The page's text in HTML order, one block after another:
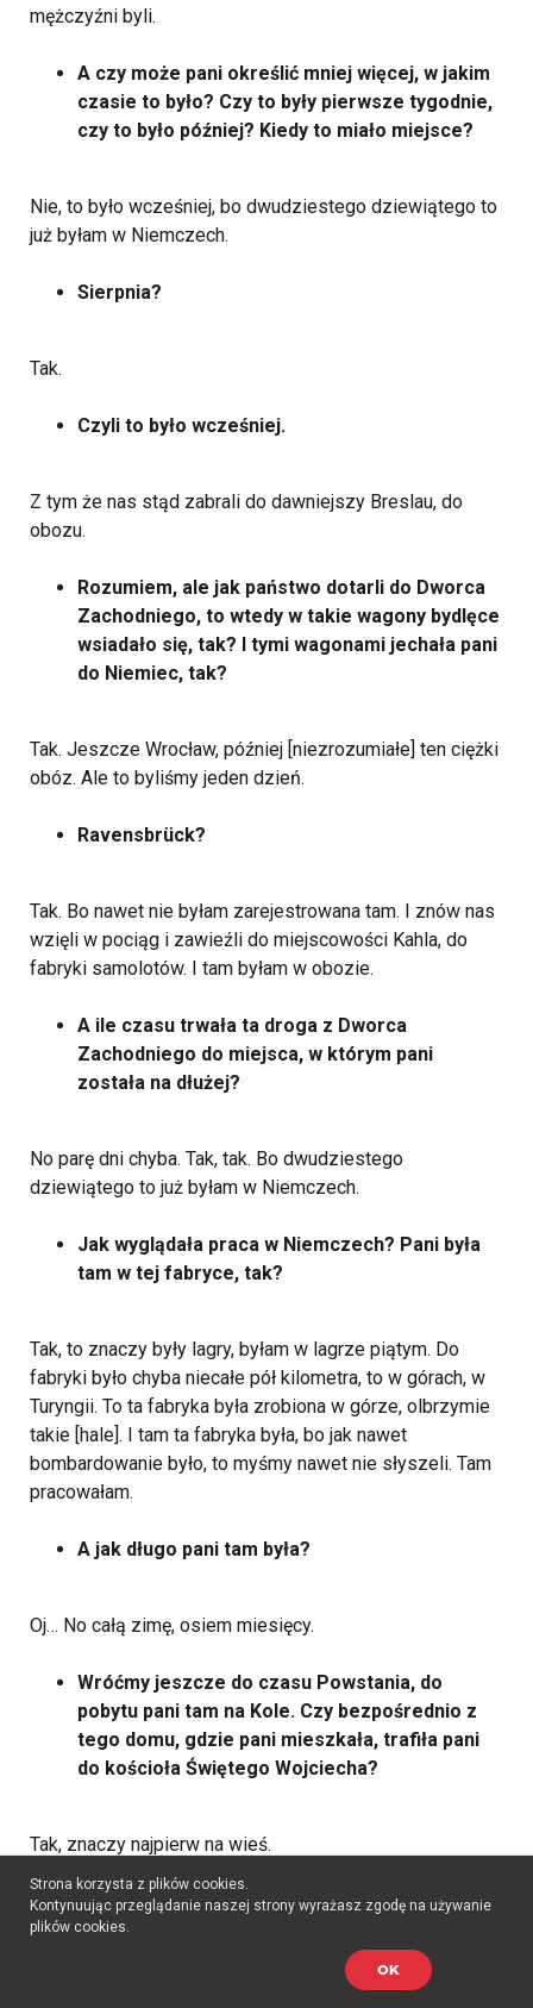
mężczyźni byli.
A czy może pani określić mniej więcej, w jakim
czasie to było? Czy to były pierwsze tygodnie,
czy to było później? Kiedy to miało miejsce?
Nie, to było wcześniej, bo dwudziestego dziewiątego to
już byłam w Niemczech.
Sierpnia?
Tak.
Czyli to było wcześniej.
Z tym że nas stąd zabrali do dawniejszy Breslau, do
obozu.
Rozumiem, ale jak państwo dotarli do Dworca
Zachodniego, to wtedy w takie wagony bydlęce
wsiadało się, tak? I tymi wagonami jechała pani
do Niemiec, tak?
Tak. Jeszcze Wrocław, później [niezrozumiałe] ten ciężki
obóz. Ale to byliśmy jeden dzień.
Ravensbrück?
Tak. Bo nawet nie byłam zarejestrowana tam. I znów nas
wzięli w pociąg i zawieźli do miejscowości Kahla, do
fabryki samolotów. I tam byłam w obozie.
A ile czasu trwała ta droga z Dworca
Zachodniego do miejsca, w którym pani
została na dłużej?
No parę dni chyba. Tak, tak. Bo dwudziestego
dziewiątego to już byłam w Niemczech.
Jak wyglądała praca w Niemczech? Pani była
tam w tej fabryce, tak?
Tak, to znaczy były lagry, byłam w lagrze piątym. Do
fabryki było chyba niecałe pół kilometra, to w górach, w
Turyngii. To ta fabryka była zrobiona w górze, olbrzymie
takie [hale]. I tam ta fabryka była, bo jak nawet
bombardowanie było, to myśmy nawet nie słyszeli. Tam
pracowałam.
A jak długo pani tam była?
Oj… No całą zimę, osiem miesięcy.
Wróćmy jeszcze do czasu Powstania, do
pobytu pani tam na Kole. Czy bezpośrednio z
tego domu, gdzie pani mieszkała, trafiła pani
do kościoła Świętego Wojciecha?
Tak, znaczy najpierw na wieś.
Najpierw na wieś, a później z tej wsi do kościoła
Świętego Wojciecha.
Strona korzysta z plików cookies.
Kontynuując przeglądanie naszej strony wyrażasz zgodę na używanie
plików cookies.
OK